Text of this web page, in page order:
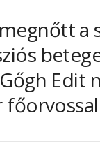
a
Edit
főorvossal